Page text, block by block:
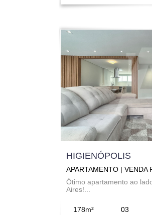
HIGIENÓPOLIS
APARTAMENTO | VENDA
Ótimo apartamento ao
Aires!...
178m²
03